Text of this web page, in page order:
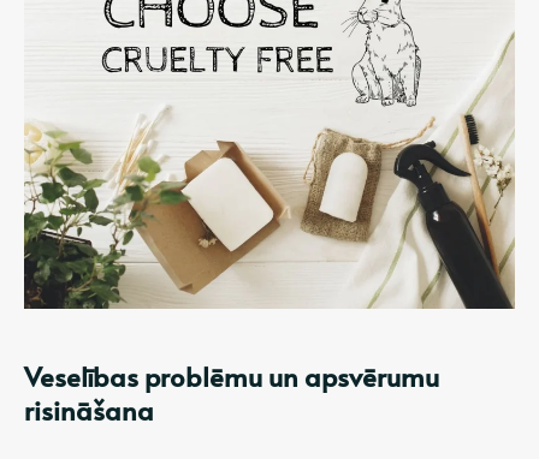
Veselības problēmu un apsvērumu
risināšana